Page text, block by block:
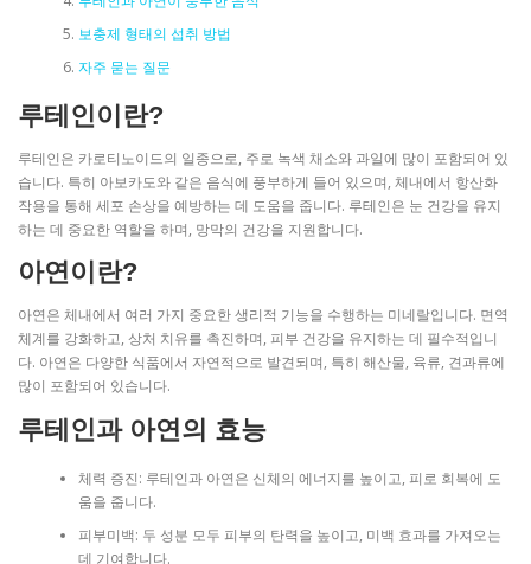
보충제 형태의 섭취 방법
자주 묻는 질문
루테인이란?
루테인은 카로티노이드의 일종으로, 주로 녹색 채소와 과일에 많이 포함되어 있
습니다. 특히 아보카도와 같은 음식에 풍부하게 들어 있으며, 체내에서 항산화
작용을 통해 세포 손상을 예방하는 데 도움을 줍니다. 루테인은 눈 건강을 유지
하는 데 중요한 역할을 하며, 망막의 건강을 지원합니다.
아연이란?
아연은 체내에서 여러 가지 중요한 생리적 기능을 수행하는 미네랄입니다. 면역
체계를 강화하고, 상처 치유를 촉진하며, 피부 건강을 유지하는 데 필수적입니
다. 아연은 다양한 식품에서 자연적으로 발견되며, 특히 해산물, 육류, 견과류에
많이 포함되어 있습니다.
루테인과 아연의 효능
체력 증진: 루테인과 아연은 신체의 에너지를 높이고, 피로 회복에 도
움을 줍니다.
피부미백: 두 성분 모두 피부의 탄력을 높이고, 미백 효과를 가져오는
데 기여합니다.